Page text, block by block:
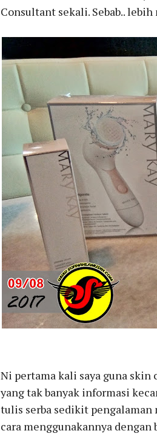
Consultant sekali. Sebab..
Ni pertama kali saya guna skin
yang tak banyak informasi
tulis serba sedikit pengalaman
cara menggunakannya dengan